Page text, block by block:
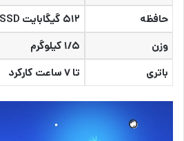
حافظه
۵۱۲ گیگابایت SSD
وزن
۱/۵ کیلوگرم
باتری
تا ۷ ساعت کارکرد